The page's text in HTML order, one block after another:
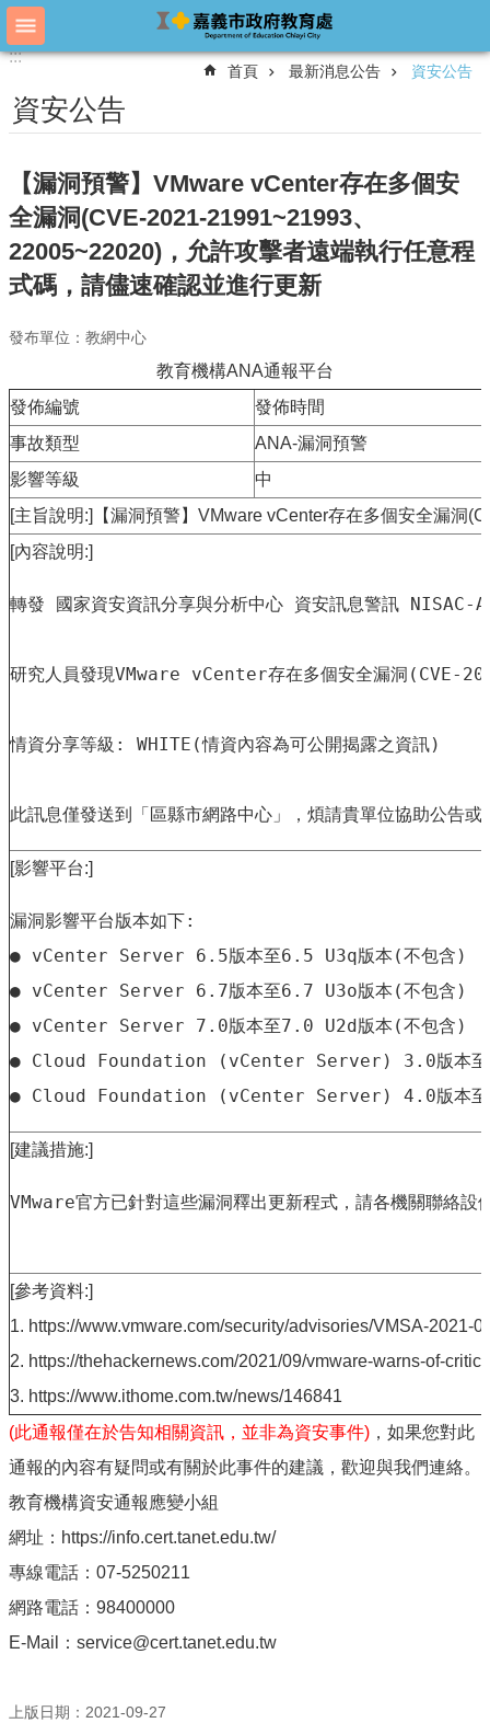
跳到主要內容區塊
進
搜
尋
教
育
處
概
況
教
各
單
位
最
新
消
息
告
市
學
教
中
心
務
行
政
源
服
學
服
技
職
教
服
務
社
大
及
樂
齡
資
源
各
項
通
::::::
首頁 最新消息公告 資安公告
資安公告
【漏洞預警】VMware vCenter存在多個安
全漏洞(CVE-2021-21991~21993、
22005~22020)，允許攻擊者遠端執行任意程
式碼，請儘速確認並進行更新
發布單位：教網中心
教育機構ANA通報平台
發佈編號
發佈時間
事故類型
ANA-漏洞預警
影響等級
中
[主旨說明:]【漏洞預警】VMware vCenter存在多個安全漏洞
[內容說明:]
轉發 國家資安資訊分享與分析中心 資安訊息警訊
研究人員發現VMware vCenter存在多個安全漏洞(CVE-
情資分享等級: WHITE(情資內容為可公開揭露之資訊)
[影響平台:]
漏洞影響平台版本如下:
● vCenter Server 6.5版本至6.5 U3q版本(不包含)
● vCenter Server 6.7版本至6.7 U3o版本(不包含)
● vCenter Server 7.0版本至7.0 U2d版本(不包含)
● Cloud Foundation (vCenter Server) 3.0版本
● Cloud Foundation (vCenter Server) 4.0版本至
[建議措施:]
VMware官方已針對這些漏洞釋出更新程式，請各機關
[參考資料:]
1. https://www.vmware.com/security/advisories/VMSA-2021-
2. https://thehackernews.com/2021/09/vmware-warns-of-
3. https://www.ithome.com.tw/news/146841
(此通報僅在於告知相關資訊，並非為資安事件) ，如果您對此
通報的內容有疑問或有關於此事件的建議，歡迎與我們連絡。
教育機構資安通報應變小組
網址：https://info.cert.tanet.edu.tw/
專線電話：07-5250211
網路電話：98400000
E-Mail：service@cert.tanet.edu.tw
上版日期：2021-09-27